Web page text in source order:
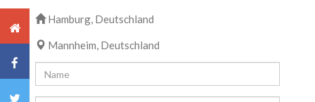
Hamburg, Deutschland
Mannheim, Deutschland